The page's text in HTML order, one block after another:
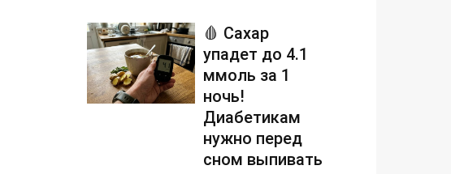
🩸 Сахар
упадет до 4.1
ммоль за 1
ночь!
Диабетикам
нужно перед
сном выпивать